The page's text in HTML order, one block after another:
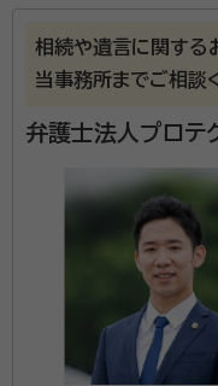
大学法学部政治学科 卒
年 九州北部税理士会に税
年M&Aシニアエキスパー
経歴： 2009年 長野県飯
政治学科 卒 2016年 名古
格 2022年 福岡県弁護士
各種相談（遺産分割、相
の申告まで、すべて弊所にお任せ
土日・祝日対応可 ・遺
下鉄「天神駅」直結 ・他士業との連
本サイトよりお電話を
の着手金も原則無料と
ましては無料とならな
弁護士、税理士
所属団体： 福岡県弁護士会
相続や遺言に関する
当事務所までご相談
弁護士法人プロテ